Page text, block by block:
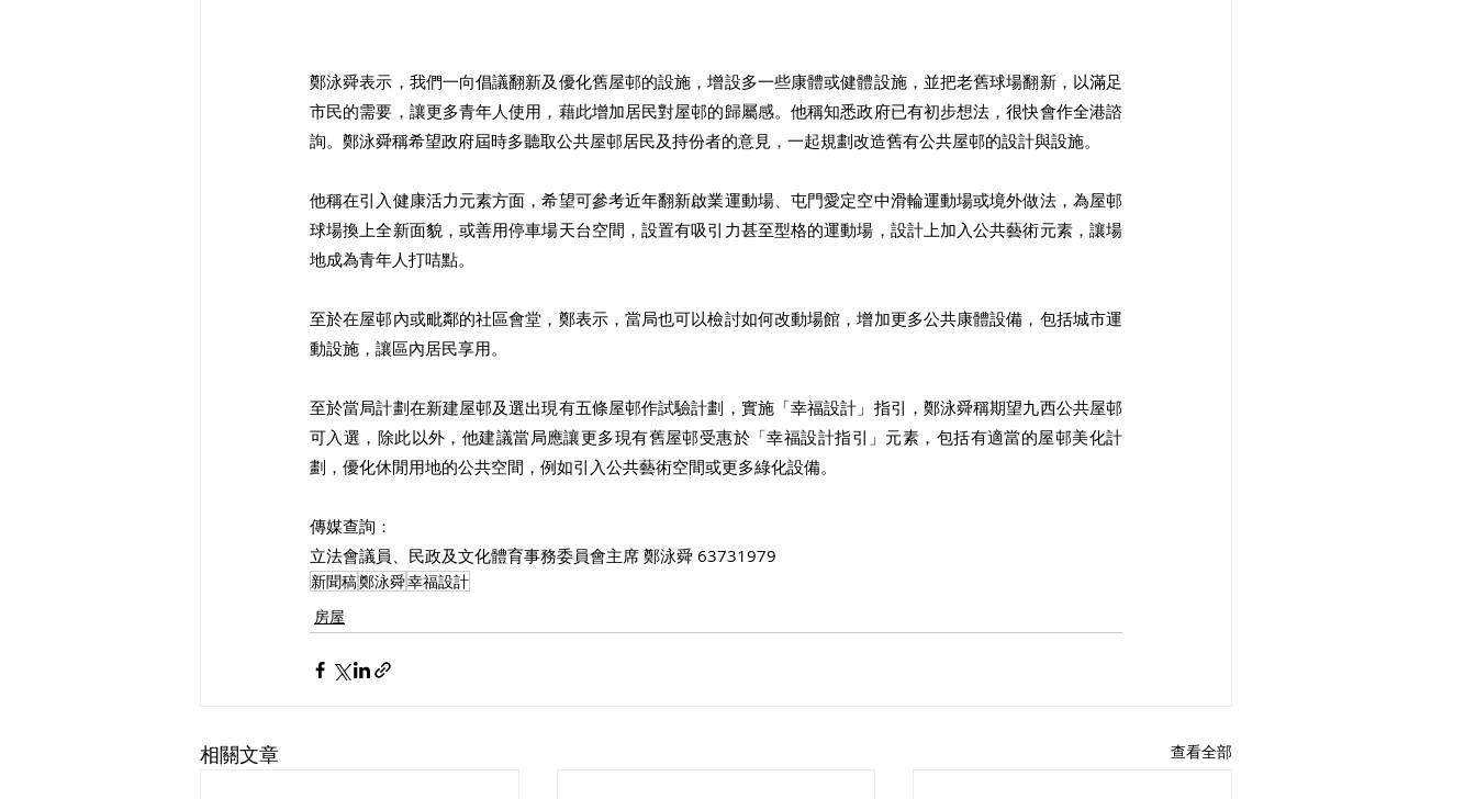
鄭泳舜表示，我們一向倡議翻新及優化舊屋邨的設施，增設多一些康體或健體設施，並把老舊球場翻新，以滿足
市民的需要，讓更多青年人使用，藉此增加居民對屋邨的歸屬感。他稱知悉政府已有初步想法，很快會作全港諮
詢。鄭泳舜稱希望政府屆時多聽取公共屋邨居民及持份者的意見，一起規劃改造舊有公共屋邨的設計與設施。
他稱在引入健康活力元素方面，希望可參考近年翻新啟業運動場、屯門愛定空中滑輪運動場或境外做法，為屋邨
球場換上全新面貌，或善用停車場天台空間，設置有吸引力甚至型格的運動場，設計上加入公共藝術元素，讓場
地成為青年人打咭點。
至於在屋邨內或毗鄰的社區會堂，鄭表示，當局也可以檢討如何改動場館，增加更多公共康體設備，包括城市運
動設施，讓區內居民享用。
至於當局計劃在新建屋邨及選出現有五條屋邨作試驗計劃，實施「幸福設計」指引，鄭泳舜稱期望九西公共屋邨
可入選，除此以外，他建議當局應讓更多現有舊屋邨受惠於「幸福設計指引」元素，包括有適當的屋邨美化計
劃，優化休閒用地的公共空間，例如引入公共藝術空間或更多綠化設備。
傳媒查詢：
立法會議員、民政及文化體育事務委員會主席 鄭泳舜 63731979
新聞稿鄭泳舜幸福設計
房屋
相關文章 查看全部